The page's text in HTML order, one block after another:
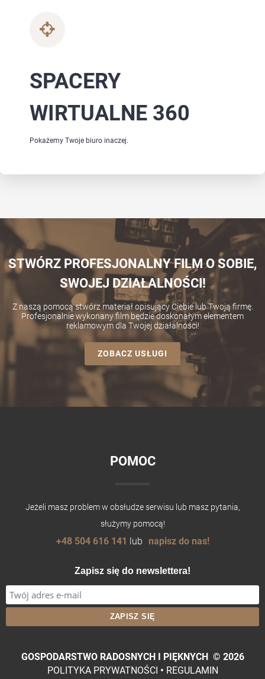
SPACERY
WIRTUALNE 360
Pokażemy Twoje biuro inaczej.
STWÓRZ PROFESJONALNY FILM O SOBIE,
SWOJEJ DZIAŁALNOŚCI!
Z naszą pomocą stwórz materiał opisujący Ciebie lub Twoją firmę.
Profesjonalnie wykonany film będzie doskonałym elementem
reklamowym dla Twojej działalności!
ZOBACZ USŁUGI
POMOC
Jeżeli masz problem w obsłudze serwisu lub masz pytania,
służymy pomocą!
+48 504 616 141 lub napisz do nas!
Zapisz się do newslettera!
GOSPODARSTWO RADOSNYCH I PIĘKNYCH © 2026
POLITYKA PRYWATNOŚCI • REGULAMIN